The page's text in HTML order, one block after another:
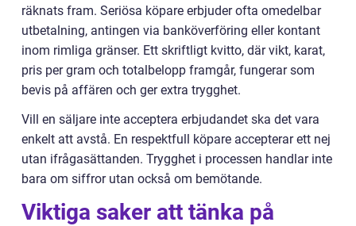
räknats fram. Seriösa köpare erbjuder ofta omedelbar
utbetalning, antingen via banköverföring eller kontant
inom rimliga gränser. Ett skriftligt kvitto, där vikt, karat,
pris per gram och totalbelopp framgår, fungerar som
bevis på affären och ger extra trygghet.
Vill en säljare inte acceptera erbjudandet ska det vara
enkelt att avstå. En respektfull köpare accepterar ett nej
utan ifrågasättanden. Trygghet i processen handlar inte
bara om siffror utan också om bemötande.
Viktiga saker att tänka på